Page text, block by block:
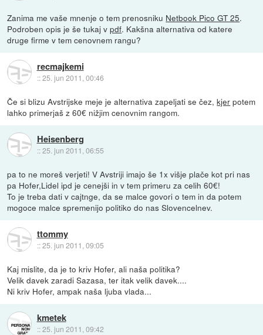
Zanima me vaše mnenje o tem prenosniku Netbook Pico GT 25.
Podroben opis je še tukaj vpdf. Kakšna alternativa od katere
druge firme v tem cenovnem rangu?
recmajkemi
::25. jun 2011, 00:46
Če si blizu Avstrijske meje je alternativa zapeljati se čez,kjer potem
lahko primerjaš z 60€ nižjim cenovnim rangom.
Heisenberg
::25. jun 2011, 06:55
pa to ne moreš verjeti! V Avstriji imajo še 1x višje plače kot pri nas
pa Hofer,Lidel ipd je cenejši in v tem primeru za celih 60€!
To je treba dati v cajtnge, da se malce govori o tem in da potem
mogoce malce spremenijo politiko do nas Slovencelnev.
ttommy
::25. jun 2011, 09:05
Kaj mislite, da je to kriv Hofer, ali naša politika?
Velik davek zaradi Sazasa, ter itak velik davek....
Ni kriv Hofer, ampak naša ljuba vlada...
kmetek
::25. jun 2011, 09:42